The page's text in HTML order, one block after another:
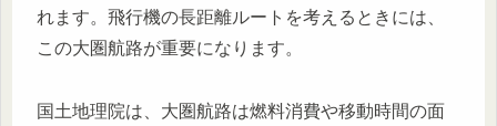
れます。飛行機の長距離ルートを考えるときには、
この大圏航路が重要になります。
国土地理院は、大圏航路は燃料消費や移動時間の面